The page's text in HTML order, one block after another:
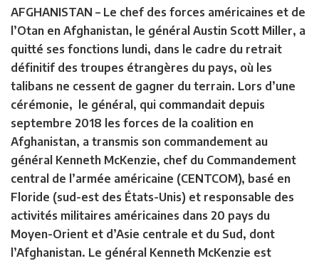
AFGHANISTAN – Le chef des forces américaines et de
l’Otan en Afghanistan, le général Austin Scott Miller, a
quitté ses fonctions lundi, dans le cadre du retrait
définitif des troupes étrangères du pays, où les
talibans ne cessent de gagner du terrain. Lors d’une
cérémonie, le général, qui commandait depuis
septembre 2018 les forces de la coalition en
Afghanistan, a transmis son commandement au
général Kenneth McKenzie, chef du Commandement
central de l’armée américaine (CENTCOM), basé en
Floride (sud-est des États-Unis) et responsable des
activités militaires américaines dans 20 pays du
Moyen-Orient et d’Asie centrale et du Sud, dont
l’Afghanistan. Le général Kenneth McKenzie est